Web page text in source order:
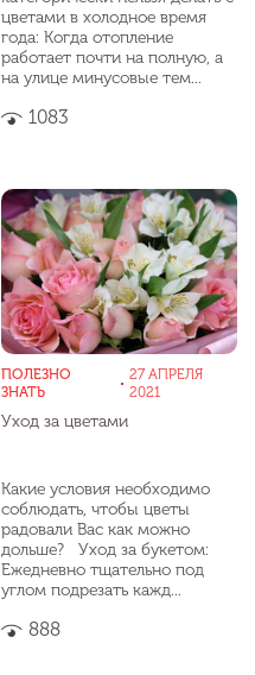
цветами в холодное время
года: Когда отопление
работает почти на полную, а
на улице минусовые тем...
1083
ПОЛЕЗНО
ЗНАТЬ
27 АПРЕЛЯ
2021
Уход за цветами
Какие условия необходимо
соблюдать, чтобы цветы
радовали Вас как можно
дольше? Уход за букетом:
Ежедневно тщательно под
углом подрезать кажд...
888